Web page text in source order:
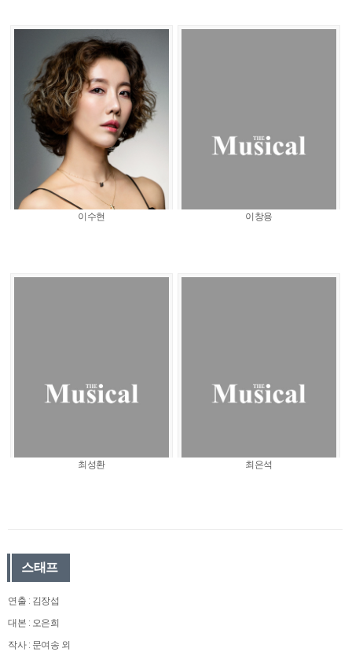
이수현 이창용
최성환 최은석
스태프
연출 : 김장섭
대본 : 오은희
작사 : 문여송 외